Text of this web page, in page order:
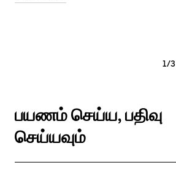
1/3
பயணம் செய்ய, பதிவு
செய்யவும்